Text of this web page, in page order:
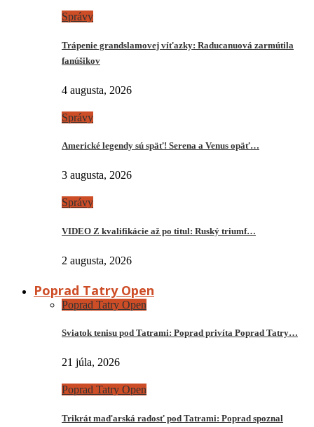
Správy
Trápenie grandslamovej víťazky: Raducanuová zarmútila
fanúšikov
4 augusta, 2026
Správy
Americké legendy sú späť! Serena a Venus opäť…
3 augusta, 2026
Správy
VIDEO Z kvalifikácie až po titul: Ruský triumf…
2 augusta, 2026
Poprad Tatry Open
Poprad Tatry Open
Sviatok tenisu pod Tatrami: Poprad privíta Poprad Tatry…
21 júla, 2026
Poprad Tatry Open
Trikrát maďarská radosť pod Tatrami: Poprad spoznal